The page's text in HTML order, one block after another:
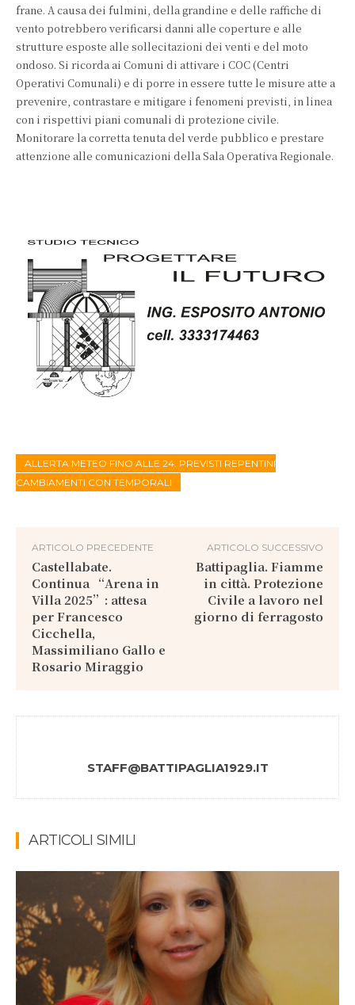
frane. A causa dei fulmini, della grandine e delle raffiche di
vento potrebbero verificarsi danni alle coperture e alle
strutture esposte alle sollecitazioni dei venti e del moto
ondoso. Si ricorda ai Comuni di attivare i COC (Centri
Operativi Comunali) e di porre in essere tutte le misure atte a
prevenire, contrastare e mitigare i fenomeni previsti, in linea
con i rispettivi piani comunali di protezione civile.
Monitorare la corretta tenuta del verde pubblico e prestare
attenzione alle comunicazioni della Sala Operativa Regionale.
ALLERTA METEO FINO ALLE 24. PREVISTI REPENTINI
CAMBIAMENTI CON TEMPORALI
ARTICOLO PRECEDENTE
Castellabate.
Continua “Arena in
Villa 2025”: attesa
per Francesco
Cicchella,
Massimiliano Gallo e
Rosario Miraggio
ARTICOLO SUCCESSIVO
Battipaglia. Fiamme
in città. Protezione
Civile a lavoro nel
giorno di ferragosto
STAFF@BATTIPAGLIA1929.IT
ARTICOLI SIMILI